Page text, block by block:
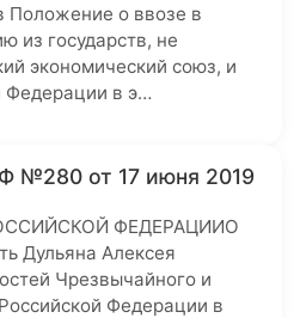
Положение о ввозе в
из государств, не
экономический союз, и
Федерации в э…
№280 от 17 июня 2019
ФЕДЕРАЦИИО
Дульяна Алексея
Чрезвычайного и
Федерации в